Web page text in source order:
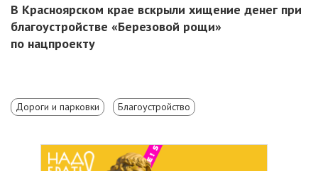
В Красноярском крае вскрыли хищение денег при
благоустройстве «Березовой рощи»
по нацпроекту
Дороги и парковки Благоустройство